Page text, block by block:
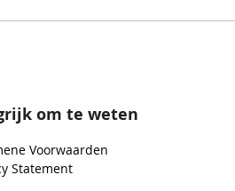
om te weten
Voorwaarden
Statement